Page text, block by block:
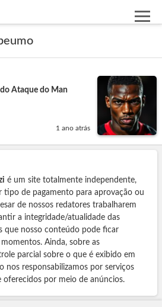
Ataque do Man
1 ano atrás
é um site totalmente independente,
tipo de pagamento para aprovação ou
de nossos redatores trabalharem
a integridade/atualidade das
que nosso conteúdo pode ficar
Ainda, sobre as
parcial sobre o que é exibido em
nos responsabilizamos por serviços
oferecidos por meio de anúncios.